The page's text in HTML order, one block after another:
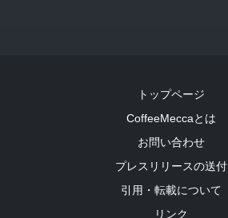
トップページ
CoffeeMeccaとは
お問い合わせ
プレスリリースの送付
引用・転載について
リンク